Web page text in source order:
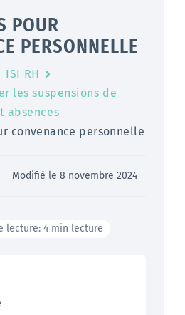
POUR
PERSONNELLE
ISI RH
les suspensions de
absences
convenance personnelle
Modifié le 8 novembre 2024
lecture: 4 min lecture